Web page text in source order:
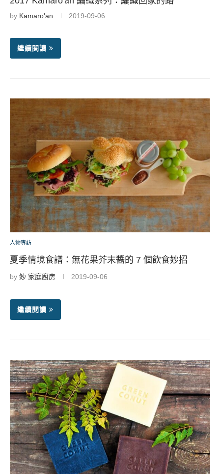
by Kamaro'an 2019-09-06
繼續閱讀
人物專訪
夏季情境食譜：無花果芥末醬的 7 個飲食妙招
by 妙 家庭廚房 2019-09-06
繼續閱讀